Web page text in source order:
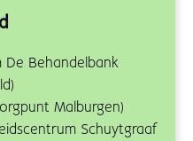
De Behandelbank
Malburgen)
Schuytgraaf